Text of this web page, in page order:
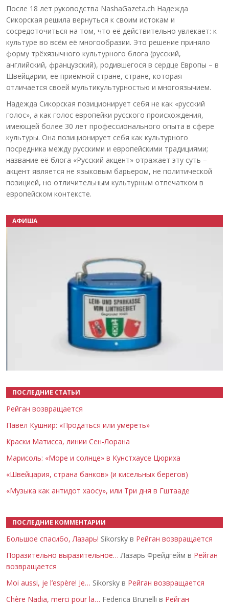
После 18 лет руководства NashaGazeta.ch Надежда
Сикорская решила вернуться к своим истокам и
сосредоточиться на том, что её действительно увлекает: к
культуре во всём её многообразии. Это решение приняло
форму трёхязычного культурного блога (русский,
английский, французский), родившегося в сердце Европы – в
Швейцарии, её приёмной стране, стране, которая
отличается своей мультикультурностью и многоязычием.
Надежда Сикорская позиционирует себя не как «русский
голос», а как голос европейки русского происхождения,
имеющей более 30 лет профессионального опыта в сфере
культуры. Она позиционирует себя как культурного
посредника между русскими и европейскими традициями;
название её блога «Русский акцент» отражает эту суть –
акцент является не языковым барьером, не политической
позицией, но отличительным культурным отпечатком в
европейском контексте.
АФИША
ПОСЛЕДНИЕ СТАТЬИ
Рейган возвращается
Павел Кушнир: «Продаться или умереть»
Краски Матисса, линии Сен-Лорана
Марисоль: «Море и солнце» в Кунстхаусе Цюриха
«Швейцария, страна банков» (и кисельных берегов)
«Музыка как антидот хаосу», или Три дня в Гштааде
ПОСЛЕДНИЕ КОММЕНТАРИИ
Большое спасибо, Лазарь! Sikorsky в Рейган возвращается
Поразительно выразительное… Лазарь Фрейдгейм в Рейган
возвращается
Moi aussi, je l’espère! Je… Sikorsky в Рейган возвращается
Chère Nadia, merci pour la… Federica Brunelli в Рейган